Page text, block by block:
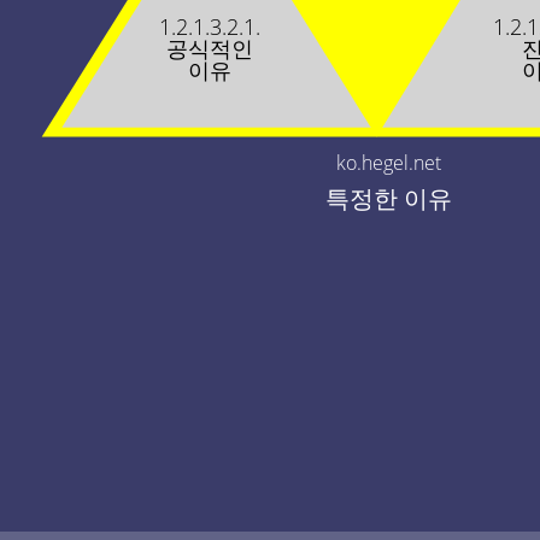
1.2.1.3.2.1.
공식적인
이유
ko.hegel.net
특정한 이유